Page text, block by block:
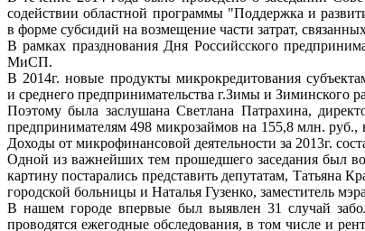
содействии областной программы "Поддержка и
в форме субсидий на возмещение части затрат,
В рамках празднования Дня Российсского
МиСП.
В 2014г. новые продукты микрокредитования
и среднего предпринимательства г.Зимы и Зиминского
Поэтому была заслушана Светлана Патрахина,
предпринимателям 498 микрозаймов на 155,8 млн.
Доходы от микрофинансовой деятельности за 2013г.
Одной из важнейших тем прошедшего заседания был
картину постарались представить депутатам, Татьяна
городской больницы и Наталья Гузенко, заместитель
В нашем городе впервые был выявлен 31 случай
проводятся ежегодные обследования, в том числе и